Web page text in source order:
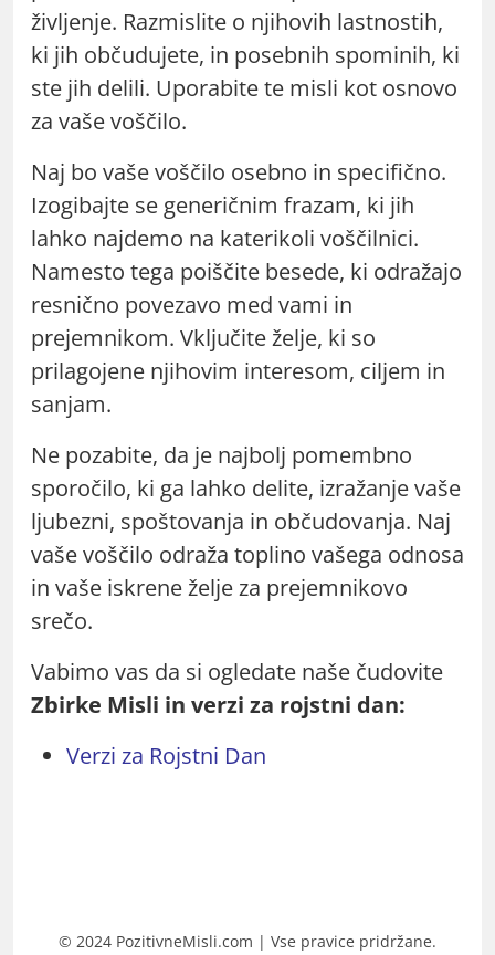
življenje. Razmislite o njihovih lastnostih,
ki jih občudujete, in posebnih spominih, ki
ste jih delili. Uporabite te misli kot osnovo
za vaše voščilo.
Naj bo vaše voščilo osebno in specifično.
Izogibajte se generičnim frazam, ki jih
lahko najdemo na katerikoli voščilnici.
Namesto tega poiščite besede, ki odražajo
resnično povezavo med vami in
prejemnikom. Vključite želje, ki so
prilagojene njihovim interesom, ciljem in
sanjam.
Ne pozabite, da je najbolj pomembno
sporočilo, ki ga lahko delite, izražanje vaše
ljubezni, spoštovanja in občudovanja. Naj
vaše voščilo odraža toplino vašega odnosa
in vaše iskrene želje za prejemnikovo
srečo.
Vabimo vas da si ogledate naše čudovite
Zbirke Misli in verzi za rojstni dan:
Verzi za Rojstni Dan
© 2024 PozitivneMisli.com | Vse pravice pridržane.